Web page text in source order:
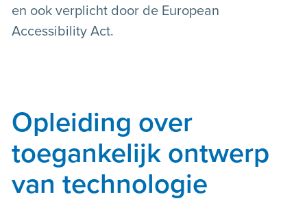
en ook verplicht door de European
Accessibility Act.
Opleiding over
toegankelijk ontwerp
van technologie